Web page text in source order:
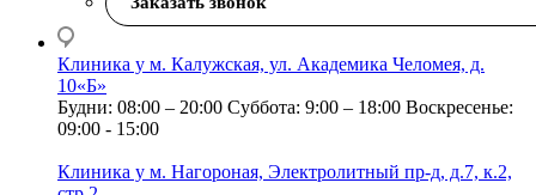
Клиника у м. Калужская, ул. Академика Челомея, д.
10«Б»
Будни: 08:00 – 20:00 Суббота: 9:00 – 18:00 Воскресенье:
09:00 - 15:00
Клиника у м. Нагороная, Электролитный пр-д, д.7, к.2,